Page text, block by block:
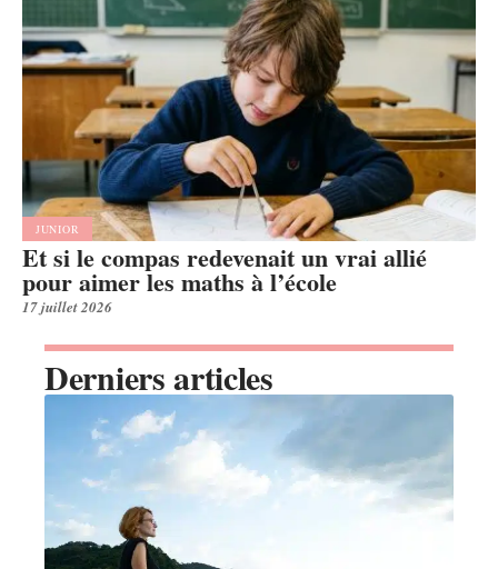
JUNIOR
Et si le compas redevenait un vrai allié
pour aimer les maths à l’école
17 juillet 2026
Derniers articles